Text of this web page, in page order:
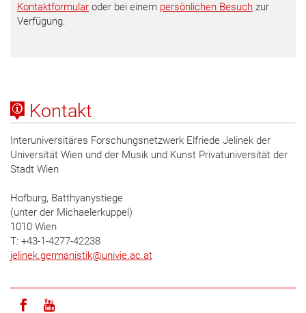
Kontaktformular oder bei einem persönlichen Besuch zur
Verfügung.
Kontakt
Interuniversitäres Forschungsnetzwerk Elfriede Jelinek der
Universität Wien und der Musik und Kunst Privatuniversität der
Stadt Wien
Hofburg, Batthyanystiege
(unter der Michaelerkuppel)
1010 Wien
T: +43-1-4277-42238
jelinek.germanistik@univie.ac.at
Icon facebook
Icon youtube